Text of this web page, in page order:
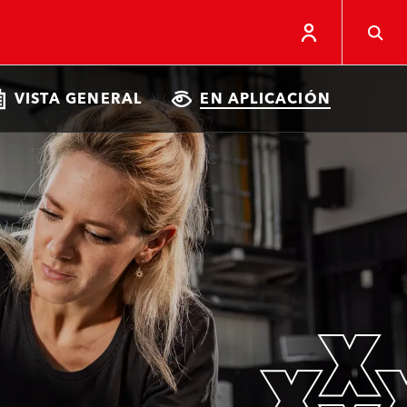
VISTA GENERAL EN APLICACIÓN